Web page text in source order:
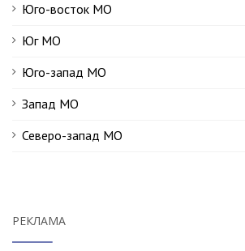
Юго-восток МО
Юг МО
Юго-запад МО
Запад МО
Северо-запад МО
РЕКЛАМА